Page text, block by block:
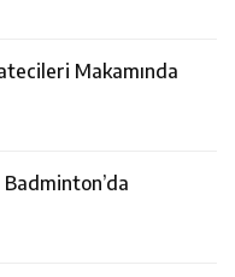
Makamında